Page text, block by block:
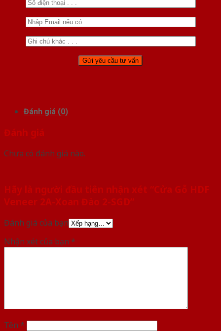
Đánh giá (0)
Đánh giá
Chưa có đánh giá nào.
Hãy là người đầu tiên nhận xét “Cửa Gỗ HDF
Veneer 2A-Xoan Đào 2-SGD”
Đánh giá của bạn
Nhận xét của bạn *
Tên *